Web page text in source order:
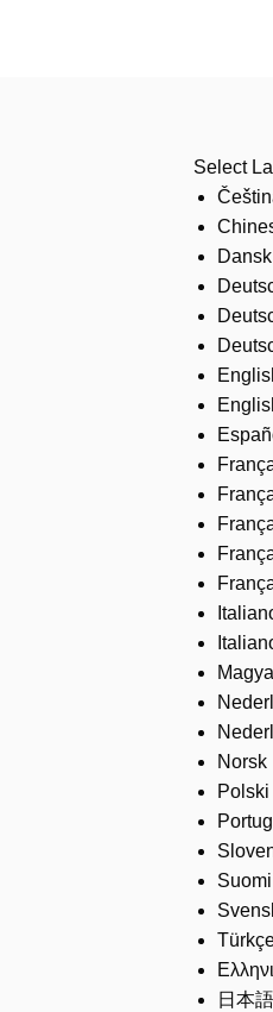
Select
Dansk
Norsk
Polski
Suomi
日本語